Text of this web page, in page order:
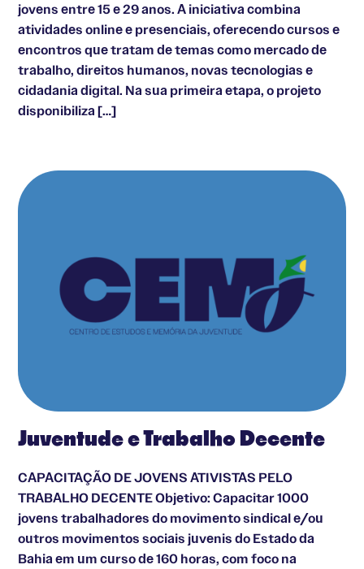
jovens entre 15 e 29 anos. A iniciativa combina
atividades online e presenciais, oferecendo cursos e
encontros que tratam de temas como mercado de
trabalho, direitos humanos, novas tecnologias e
cidadania digital. Na sua primeira etapa, o projeto
disponibiliza […]
Juventude e Trabalho Decente
CAPACITAÇÃO DE JOVENS ATIVISTAS PELO
TRABALHO DECENTE Objetivo: Capacitar 1000
jovens trabalhadores do movimento sindical e/ou
outros movimentos sociais juvenis do Estado da
Bahia em um curso de 160 horas, com foco na